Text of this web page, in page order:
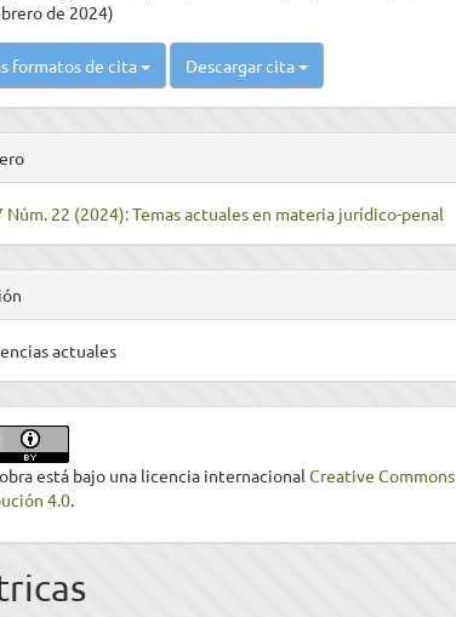
de 2024)
formatos de cita Descargar cita
Núm. 22 (2024): Temas actuales en materia jurídico-penal
actuales
está bajo una licencia internacionalCreative Commons
4.0.